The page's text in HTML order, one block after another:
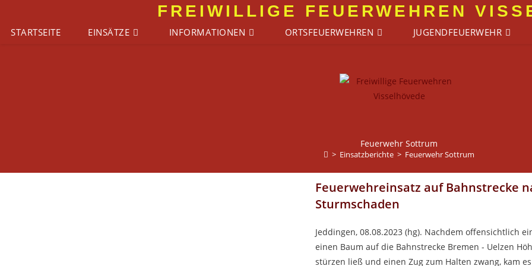
springen
FREIWILLIGE FEUERWEHREN
STARTSEITE EINSÄTZE INFORMATIONEN ORTSFEUERWEHREN JUGENDFEUERWEHR
Feuerwehr Sottrum
> Einsatzberichte > Feuerwehr Sottrum
Feuerwehreinsatz auf Bahnstrecke
Sturmschaden
Jeddingen, 08.08.2023 (hg). Nachdem offensichtlich
einen Baum auf die Bahnstrecke Bremen - Uelzen
stürzen ließ und einen Zug zum Halten zwang, kam